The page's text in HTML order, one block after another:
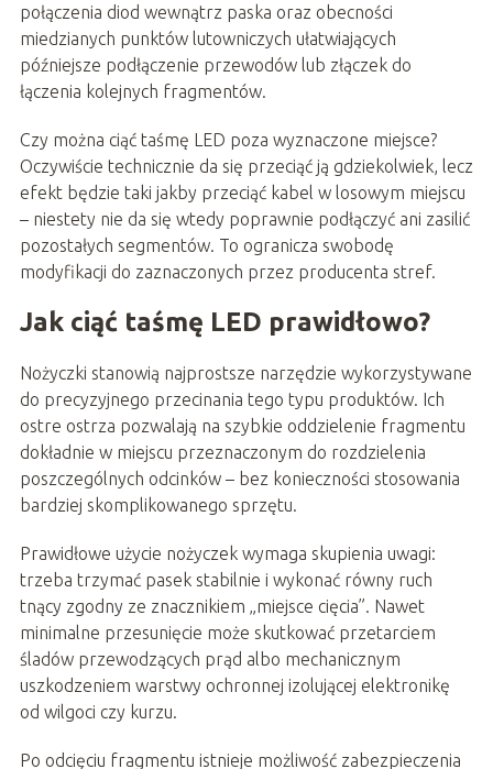
połączenia diod wewnątrz paska oraz obecności
miedzianych punktów lutowniczych ułatwiających
późniejsze podłączenie przewodów lub złączek do
łączenia kolejnych fragmentów.
Czy można ciąć taśmę LED poza wyznaczone miejsce?
Oczywiście technicznie da się przeciąć ją gdziekolwiek, lecz
efekt będzie taki jakby przeciąć kabel w losowym miejscu
– niestety nie da się wtedy poprawnie podłączyć ani zasilić
pozostałych segmentów. To ogranicza swobodę
modyfikacji do zaznaczonych przez producenta stref.
Jak ciąć taśmę LED prawidłowo?
Nożyczki stanowią najprostsze narzędzie wykorzystywane
do precyzyjnego przecinania tego typu produktów. Ich
ostre ostrza pozwalają na szybkie oddzielenie fragmentu
dokładnie w miejscu przeznaczonym do rozdzielenia
poszczególnych odcinków – bez konieczności stosowania
bardziej skomplikowanego sprzętu.
Prawidłowe użycie nożyczek wymaga skupienia uwagi:
trzeba trzymać pasek stabilnie i wykonać równy ruch
tnący zgodny ze znacznikiem „miejsce cięcia”. Nawet
minimalne przesunięcie może skutkować przetarciem
śladów przewodzących prąd albo mechanicznym
uszkodzeniem warstwy ochronnej izolującej elektronikę
od wilgoci czy kurzu.
Po odcięciu fragmentu istnieje możliwość zabezpieczenia